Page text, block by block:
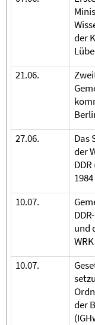
der
21.06.
27.06.
Das
der
10.07.
und
10.07.
der